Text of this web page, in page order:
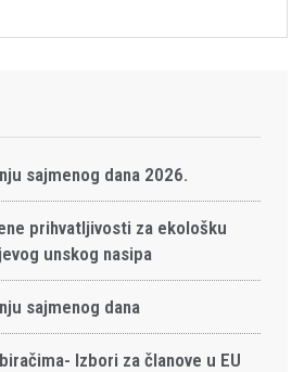
sajmenog dana 2026.
prihvatljivosti za ekološku
unskog nasipa
sajmenog dana
Izbori za članove u EU